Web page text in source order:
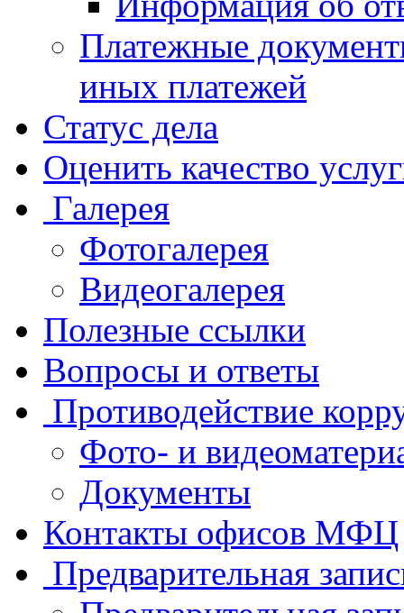
Платежные
иных платежей
Статус дела
Оценить качество
Галерея
Фотогалерея
Видеогалерея
Полезные ссылки
Вопросы и ответы
Противодействие
Фото- и
Документы
Контакты офисов МФЦ
Предварительная